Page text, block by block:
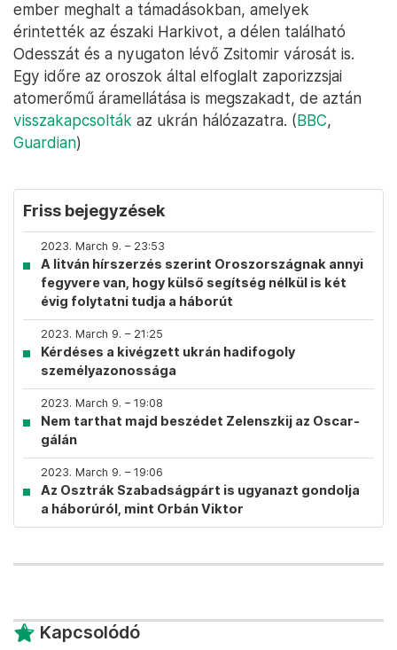
ember meghalt a támadásokban, amelyek
érintették az északi Harkivot, a délen található
Odesszát és a nyugaton lévő Zsitomir városát is.
Egy időre az oroszok által elfoglalt zaporizzsjai
atomerőmű áramellátása is megszakadt, de aztán
visszakapcsolták az ukrán hálózazatra. (BBC,
Guardian)
Friss bejegyzések
2023. March 9. – 23:53
A litván hírszerzés szerint Oroszországnak annyi
fegyvere van, hogy külső segítség nélkül is két
évig folytatni tudja a háborút
2023. March 9. – 21:25
Kérdéses a kivégzett ukrán hadifogoly
személyazonossága
2023. March 9. – 19:08
Nem tarthat majd beszédet Zelenszkij az Oscar-
gálán
2023. March 9. – 19:06
Az Osztrák Szabadságpárt is ugyanazt gondolja
a háborúról, mint Orbán Viktor
Kapcsolódó